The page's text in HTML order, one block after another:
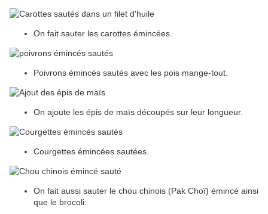
On fait sauter les carottes émincées.
Poivrons émincés sautés avec les pois mange-tout.
On ajoute les épis de maïs découpés sur leur longueur.
Courgettes émincées sautées.
On fait aussi sauter le chou chinois (Pak Choï) émincé ainsi
que le brocoli.